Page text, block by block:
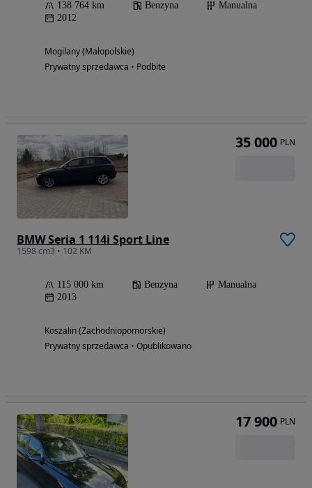
138 764 km Benzyna
Manualna
2012
Mogilany (Małopolskie)
Prywatny sprzedawca • Podbite
BMW Seria 1 114i Sport Line
1598 cm3 • 102 KM
115 000 km Benzyna
Manualna
2013
Koszalin (Zachodniopomorskie)
Prywatny sprzedawca • Opublikowano
35 000 PLN
17 900 PLN